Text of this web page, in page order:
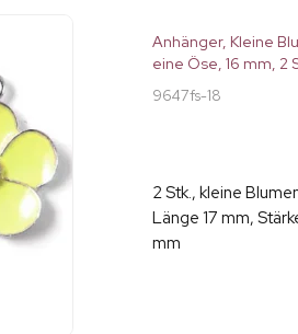
Anhänger, Kleine
eine Öse, 16 mm, 2
9647fs-18
2 Stk., kleine
Länge 17 mm,
mm